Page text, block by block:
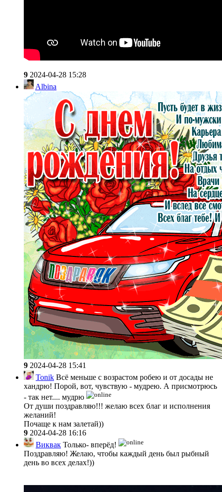
9 2024-04-28 15:28
Albina
9 2024-04-28 15:41
Tonik Всё меньше с возрастом робею и от досады не
хандрю! Порой, вот, чувствую - мудрею. А присмотрюсь
- так нет.... мудрю
От души поздравляю!!! желаю всех благ и исполнения
желаний!
Почаще к нам залетай))
9 2024-04-28 16:16
Виквак Только- вперёд!
Поздравляю! Желаю, чтобы каждый день был рыбный
день во всех делах!))